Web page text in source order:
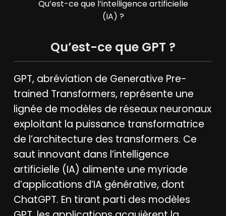
Qu’est-ce que l’intelligence artificielle
(IA) ?
Qu’est-ce que GPT ?
GPT, abréviation de Generative Pre-
trained Transformers, représente une
lignée de modèles de réseaux neuronaux
exploitant la puissance transformatrice
de l’architecture des transformers. Ce
saut innovant dans l’intelligence
artificielle (IA) alimente une myriade
d’applications d’IA générative, dont
ChatGPT. En tirant parti des modèles